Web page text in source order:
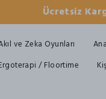
Ücretsiz
ve Zeka Oyunları
/ Floortime